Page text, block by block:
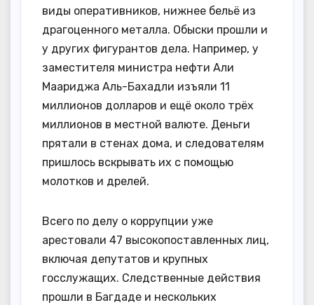
виды оперативников, нижнее бельё из
драгоценного металла. Обыски прошли и
у других фигурантов дела. Например, у
заместителя министра нефти Али
Маариджа Аль-Бахадли изъяли 11
миллионов долларов и ещё около трёх
миллионов в местной валюте. Деньги
прятали в стенах дома, и следователям
пришлось вскрывать их с помощью
молотков и дрелей.
Всего по делу о коррупции уже
арестовали 47 высокопоставленных лиц,
включая депутатов и крупных
госслужащих. Следственные действия
прошли в Багдаде и нескольких